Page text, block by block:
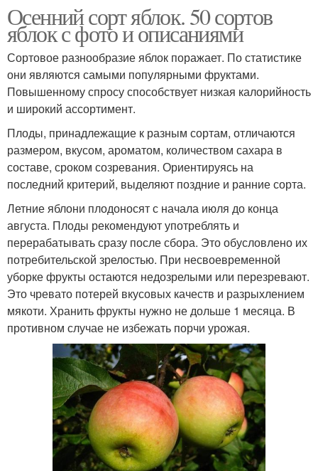
Осенний сорт яблок. 50 сортов
яблок с фото и описаниями
Сортовое разнообразие яблок поражает. По статистике
они являются самыми популярными фруктами.
Повышенному спросу способствует низкая калорийность
и широкий ассортимент.
Плоды, принадлежащие к разным сортам, отличаются
размером, вкусом, ароматом, количеством сахара в
составе, сроком созревания. Ориентируясь на
последний критерий, выделяют поздние и ранние сорта.
Летние яблони плодоносят с начала июля до конца
августа. Плоды рекомендуют употреблять и
перерабатывать сразу после сбора. Это обусловлено их
потребительской зрелостью. При несвоевременной
уборке фрукты остаются недозрелыми или перезревают.
Это чревато потерей вкусовых качеств и разрыхлением
мякоти. Хранить фрукты нужно не дольше 1 месяца. В
противном случае не избежать порчи урожая.